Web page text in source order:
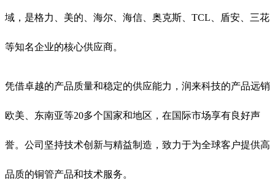
域，是格力、美的、海尔、海信、奥克斯、TCL、盾安、三花
等知名企业的核心供应商。
凭借卓越的产品质量和稳定的供应能力，润来科技的产品远销
欧美、东南亚等20多个国家和地区，在国际市场享有良好声
誉。公司坚持技术创新与精益制造，致力于为全球客户提供高
品质的铜管产品和技术服务。